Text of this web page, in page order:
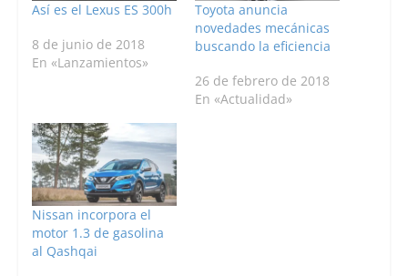
Así es el Lexus ES 300h
8 de junio de 2018
En «Lanzamientos»
Toyota anuncia
novedades mecánicas
buscando la eficiencia
26 de febrero de 2018
En «Actualidad»
Nissan incorpora el
motor 1.3 de gasolina
al Qashqai